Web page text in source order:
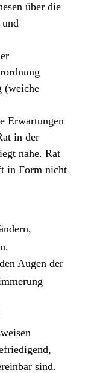
über die
(weiche
Erwartungen
in der
nahe. Rat
in Form nicht
Augen der
sind.